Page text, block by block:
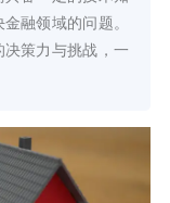
融领域的问题。
策力与挑战，一